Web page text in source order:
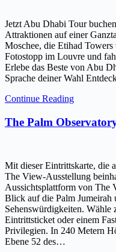
Jetzt Abu Dhabi Tour
Attraktionen auf einer
Moschee, die Etihad
Fotostopp im Louvre und
Erlebe das Beste von Abu
Sprache deiner Wahl
Continue Reading
The Palm
Mit dieser Eintrittskarte, die
The View-Ausstellung
Aussichtsplattform von The
Blick auf die Palm Jumeirah
Sehenswürdigkeiten. Wähle
Eintrittsticket oder einem
Privilegien. In 240 Metern
Ebene 52 des…